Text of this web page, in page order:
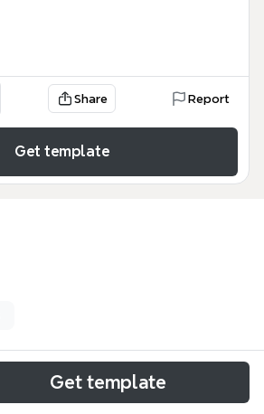
Share Report
Get template
Get template